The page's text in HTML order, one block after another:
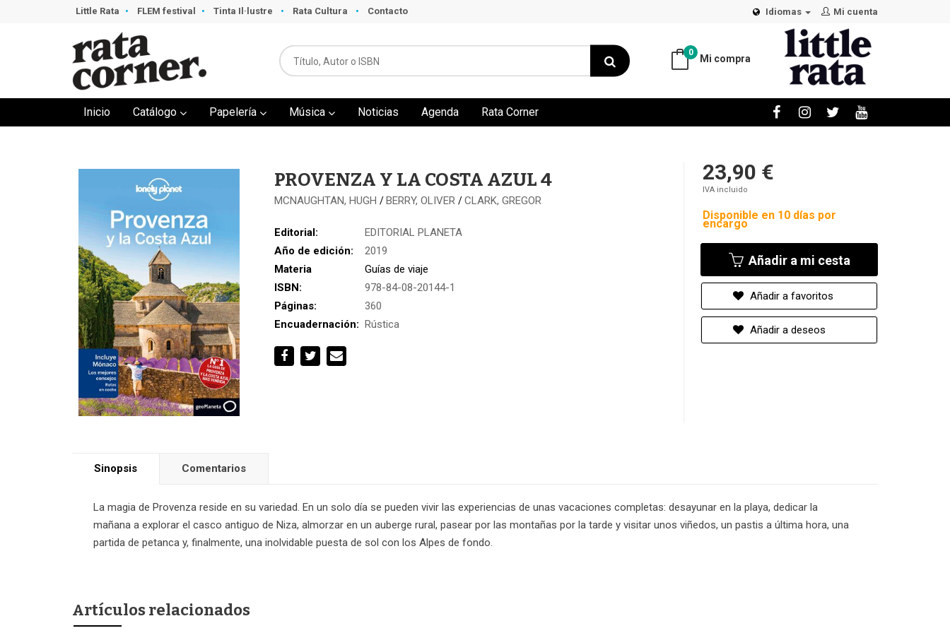
Mi cuenta
Idiomas
Little Rata FLEM festival Tinta Il·lustre Rata Cultura Contacto
Mi compra
0
Inicio Catálogo Papelería Música Noticias Agenda Rata Corner
PROVENZA Y LA COSTA AZUL 4
MCNAUGHTAN, HUGH/ BERRY, OLIVER/CLARK, GREGOR
Editorial:
EDITORIAL PLANETA
Año de edición:
2019
Materia
Guías de viaje
ISBN:
978-84-08-20144-1
Páginas:
360
Encuadernación: Rústica
23,90 €
IVA incluido
Disponible en 10 días por
encargo
Añadir a mi cesta
Añadir a favoritos
Añadir a deseos
Sinopsis Comentarios
La magia de Provenza reside en su variedad. En un solo día se pueden vivir las experiencias de unas vacaciones completas: desayunar en la playa, dedicar la
mañana a explorar el casco antiguo de Niza, almorzar en un auberge rural, pasear por las montañas por la tarde y visitar unos viñedos, un pastis a última hora, una
partida de petanca y, finalmente, una inolvidable puesta de sol con los Alpes de fondo.
Artículos relacionados